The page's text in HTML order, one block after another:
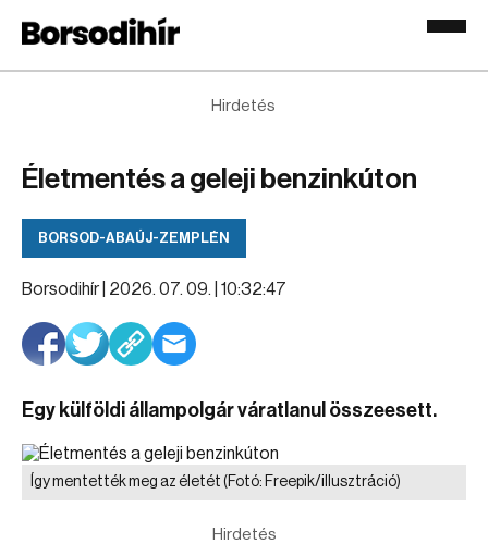
Hirdetés
Életmentés a geleji benzinkúton
BORSOD-ABAÚJ-ZEMPLÉN
Borsodihír | 2026. 07. 09. | 10:32:47
Egy külföldi állampolgár váratlanul összeesett.
Így mentették meg az életét (Fotó: Freepik/illusztráció)
Hirdetés